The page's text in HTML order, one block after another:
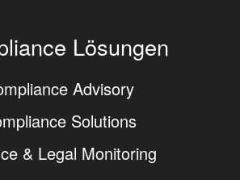
Lösungen
Advisory
Solutions
& Legal Monitoring